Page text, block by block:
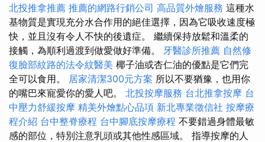
北投推拿推薦 推薦的網路行銷公司 高品質外燴服務 這種水
基物質是實現充分水合作用的絕佳選擇，因為它吸收速度極
快，並且沒有令人不快的後遺症。 繼續保持放鬆和溫柔的
接觸，為順利過渡到做愛做好準備。 牙醫診所推薦 自然修
復臉部紋路的法令紋醫美 椰子油或杏仁油的優點是它們完
全可以食用。 居家清潔300元方案 所以不要猶豫，也用你
的嘴巴來寵愛你的愛人吧。 北投按摩服務 台北推拿按摩 台
中壓力舒緩按摩 精美外燴點心品項 新北專業徵信社 按摩療
程介紹 台中整脊療程 台中腳底按摩療程 不要錯過身體最敏
感的部位，特別注意乳頭或其他性感區域。 指導按摩的人